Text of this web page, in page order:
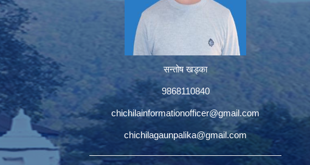
सन्तोष खड्का
9868110840
chichilainformationofficer@gmail.com
chichilagaunpalika@gmail.com